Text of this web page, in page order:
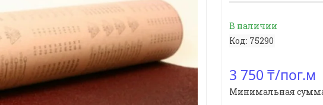
В наличии
Код: 75290
3 750 ₸/пог.м
Минимальная сумма